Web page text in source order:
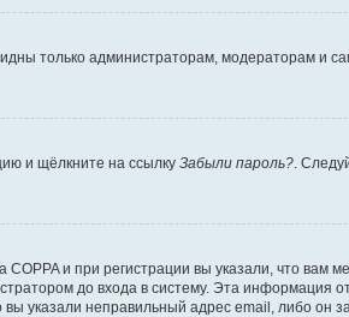
только администраторам, модераторам и
и щёлкните на ссылку Забыли пароль? .
и при регистрации вы указали, что вам
до входа в систему. Эта информация
указали неправильный адрес email, либо он